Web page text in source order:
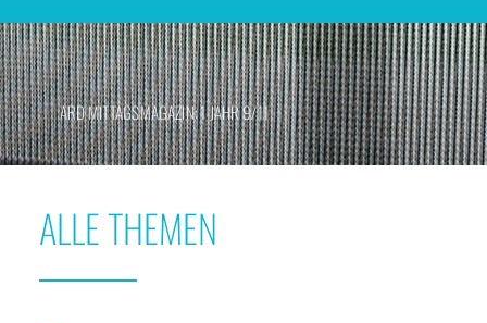
ARD MITTAGSMAGAZIN: 1 JAHR 9/11
ALLE THEMEN